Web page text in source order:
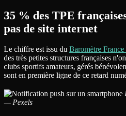
35 % des TPE
pas de site internet
Le chiffre est issu du Baromètre
des très petites structures françaises
clubs sportifs amateurs, gérés
sont en première ligne de ce retard
— Pexels